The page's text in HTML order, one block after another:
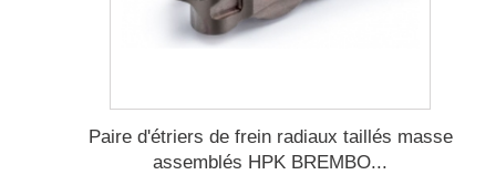
Paire d'étriers de frein radiaux taillés masse
assemblés HPK BREMBO...